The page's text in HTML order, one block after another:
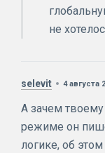
не
selevit 4 августа
А зачем твоему
режиме он
логике, об